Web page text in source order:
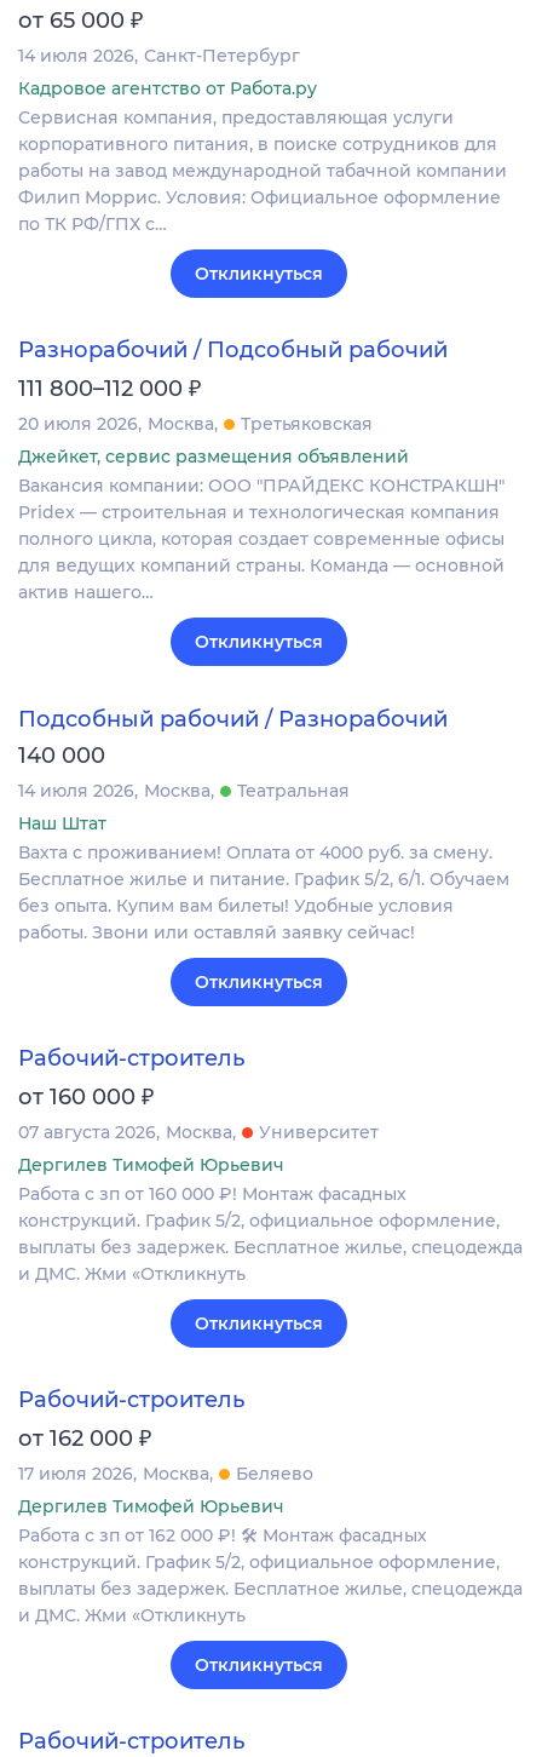
от 65 000 ₽
14 июля 2026 Санкт-Петербург
Кадровое агентство от Работа.ру
Сервисная компания, предоставляющая услуги
корпоративного питания, в поиске сотрудников для
работы на завод международной табачной компании
Филип Моррис. Условия: Официальное оформление
по ТК РФ/ГПХ с…
Откликнуться
Разнорабочий / Подсобный рабочий
111 800–112 000 ₽
20 июля 2026 Москва
Третьяковская
Джейкет, сервис размещения объявлений
Вакансия компании: ООО "ПРАЙДЕКС КОНСТРАКШН"
Pridex — строительная и технологическая компания
полного цикла, которая создает современные офисы
для ведущих компаний страны. Команда — основной
актив нашего…
Откликнуться
Подсобный рабочий / Разнорабочий
140 000
14 июля 2026 Москва
Театральная
Наш Штат
Вахта с проживанием! Оплата от 4000 руб. за смену.
Бесплатное жилье и питание. График 5/2, 6/1. Обучаем
без опыта. Купим вам билеты! Удобные условия
работы. Звони или оставляй заявку сейчас!
Откликнуться
Рабочий-строитель
от 160 000 ₽
07 августа 2026 Москва
Университет
Дергилев Тимофей Юрьевич
Работа с зп от 160 000 ₽! Монтаж фасадных
конструкций. График 5/2, официальное оформление,
выплаты без задержек. Бесплатное жилье, спецодежда
и ДМС. Жми «Откликнуть
Откликнуться
Рабочий-строитель
от 162 000 ₽
17 июля 2026 Москва
Беляево
Дергилев Тимофей Юрьевич
Работа с зп от 162 000 ₽! 🛠 Монтаж фасадных
конструкций. График 5/2, официальное оформление,
выплаты без задержек. Бесплатное жилье, спецодежда
и ДМС. Жми «Откликнуть
Откликнуться
Рабочий-строитель